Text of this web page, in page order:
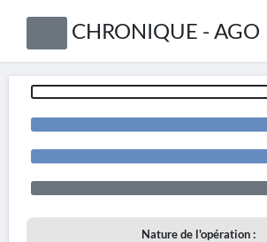
CHRONIQUE - AGO
Nature de l'opération :